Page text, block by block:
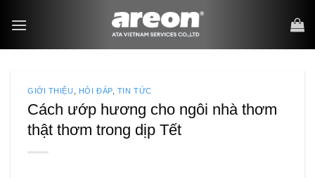
qua
GIỚI THIỆU HỎI ĐÁP, TIN TỨC
Cách ướp hương cho ngôi nhà thơm
thật thơm trong dịp Tết